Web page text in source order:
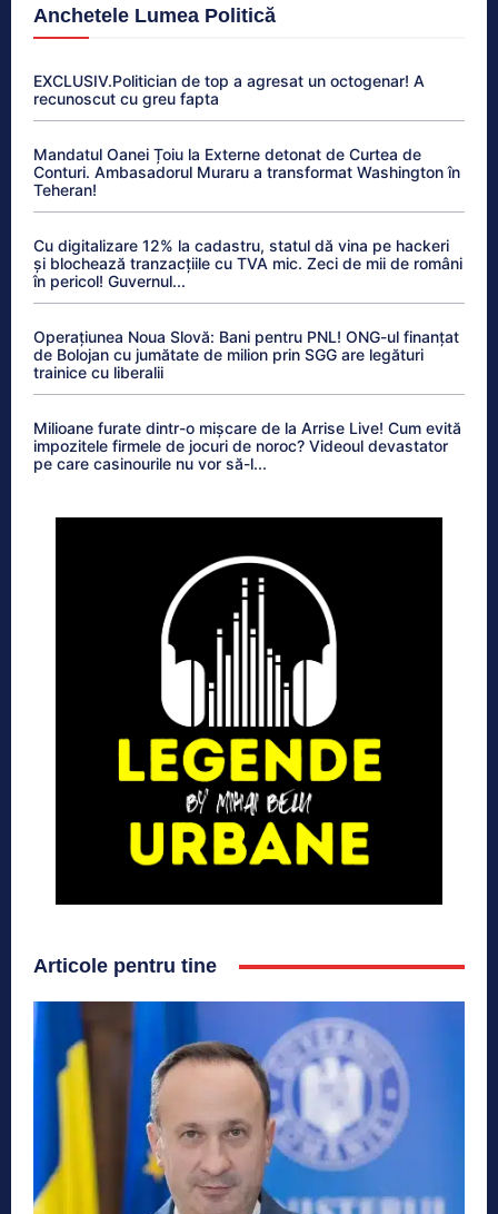
Anchetele Lumea Politică
EXCLUSIV.Politician de top a agresat un octogenar! A
recunoscut cu greu fapta
Mandatul Oanei Țoiu la Externe detonat de Curtea de
Conturi. Ambasadorul Muraru a transformat Washington în
Teheran!
Cu digitalizare 12% la cadastru, statul dă vina pe hackeri
și blochează tranzacțiile cu TVA mic. Zeci de mii de români
în pericol! Guvernul...
Operațiunea Noua Slovă: Bani pentru PNL! ONG-ul finanțat
de Bolojan cu jumătate de milion prin SGG are legături
trainice cu liberalii
Milioane furate dintr-o mișcare de la Arrise Live! Cum evită
impozitele firmele de jocuri de noroc? Videoul devastator
pe care casinourile nu vor să-l...
Articole pentru tine